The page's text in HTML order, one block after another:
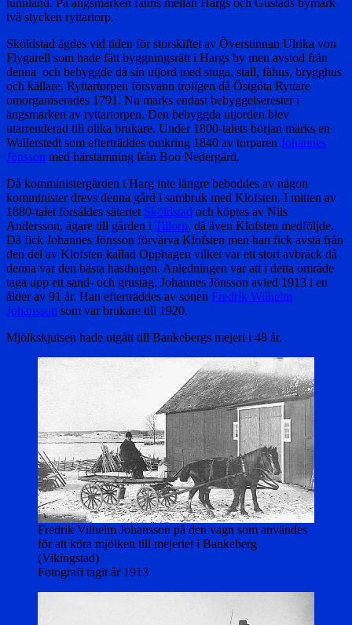
tunnland. På ängsmarken fanns mellan Hargs och Gustads bymark
två stycken ryttartorp.
Sköldstad ägdes vid tiden för storskiftet av Överstinnan Ulrika von
Flygarell som hade fått byggningsrätt i Hargs by men avstod från
denna och bebyggde då sin utjord med stuga, stall, fähus, brygghus
och källare. Ryttartorpen försvann troligen då Östgöta Ryttare
omorganiserades 1791. Nu märks endast bebyggelserester i
ängsmarken av ryttartorpen. Den bebyggda utjorden blev
utarrenderad till olika brukare. Under 1800-talets början märks en
Wallerstedt som efterträddes omkring 1840 av torparen Johannes
Jönsson med härstamning från Boo Nedergård.
Då komministergården i Harg inte längre beboddes av någon
komminister drevs denna gård i sambruk med Klofsten. I mitten av
1880-talet försåldes säteriet Sköldstad och köptes av Nils
Andersson, ägare till gården i Tillorp, då även Klofsten medföljde.
Då fick Johannes Jönsson förvärva Klofsten men han fick avstå från
den del av Klofsten kallad Opphagen vilket var ett stort avbräck då
denna var den bästa hästhagen. Anledningen var att i detta område
taga upp ett sand- och grustag. Johannes Jönsson avled 1913 i en
ålder av 91 år. Han efterträddes av sonen Fredrik Wilhelm
Johansson som var brukare till 1920.
Mjölkskjutsen hade utgått till Bankebergs mejeri i 48 år.
Fredrik Vilhelm Johansson på den vagn som användes
för att köra mjölken till mejeriet i Bankeberg
(Vikingstad)
Fotografi tagit år 1913